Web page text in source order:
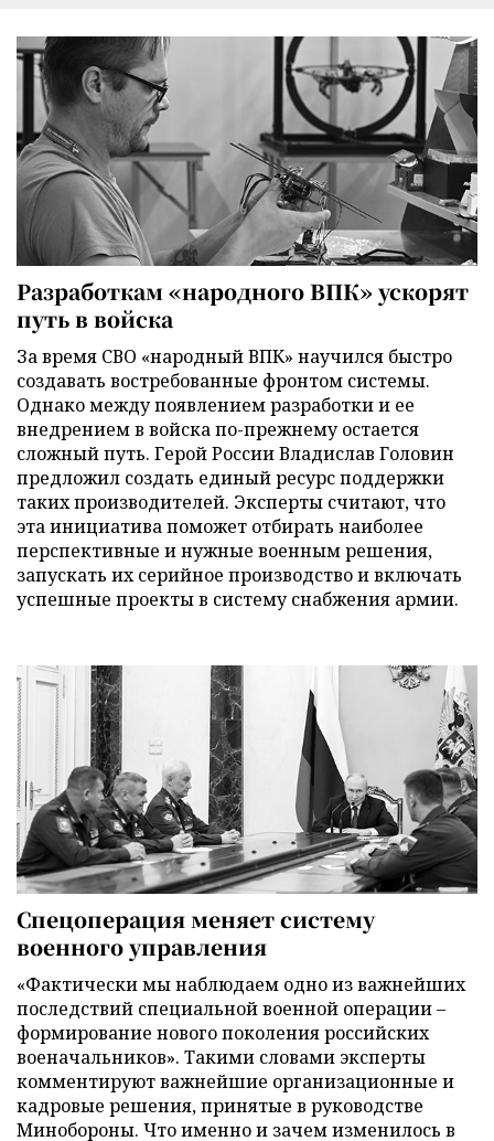
Разработкам «народного ВПК» ускорят
путь в войска
За время СВО «народный ВПК» научился быстро
создавать востребованные фронтом системы.
Однако между появлением разработки и ее
внедрением в войска по-прежнему остается
сложный путь. Герой России Владислав Головин
предложил создать единый ресурс поддержки
таких производителей. Эксперты считают, что
эта инициатива поможет отбирать наиболее
перспективные и нужные военным решения,
запускать их серийное производство и включать
успешные проекты в систему снабжения армии.
Спецоперация меняет систему
военного управления
«Фактически мы наблюдаем одно из важнейших
последствий специальной военной операции –
формирование нового поколения российских
военачальников». Такими словами эксперты
комментируют важнейшие организационные и
кадровые решения, принятые в руководстве
Минобороны. Что именно и зачем изменилось в